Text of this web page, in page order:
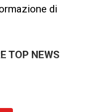
di
TOP NEWS